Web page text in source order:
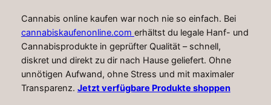
Cannabis online kaufen war noch nie so einfach. Bei
cannabiskaufenonline.com erhältst du legale Hanf- und
Cannabisprodukte in geprüfter Qualität – schnell,
diskret und direkt zu dir nach Hause geliefert. Ohne
unnötigen Aufwand, ohne Stress und mit maximaler
Transparenz. Jetzt verfügbare Produkte shoppen